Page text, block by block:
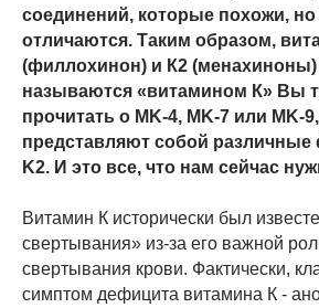
соединений, которые похожи, но
отличаются. Таким образом,
(филлохинон) и К2 (менахиноны)
называются «витамином К» Вы
прочитать о MK-4, MK-7 или MK-
представляют собой
K2. И это все, что нам сейчас
Витамин К исторически был
свертывания» из-за его важной
свертывания крови. Фактически,
симптом дефицита витамина К -